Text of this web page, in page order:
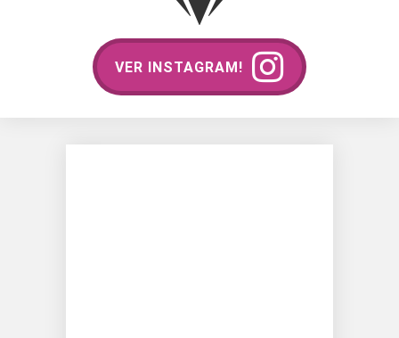
VER INSTAGRAM!